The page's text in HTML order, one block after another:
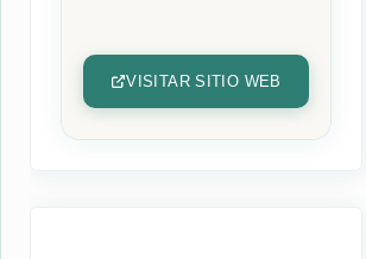
VISITAR SITIO WEB